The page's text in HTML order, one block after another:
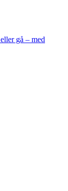
gå – med